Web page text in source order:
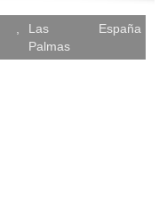
Las
Palmas
España